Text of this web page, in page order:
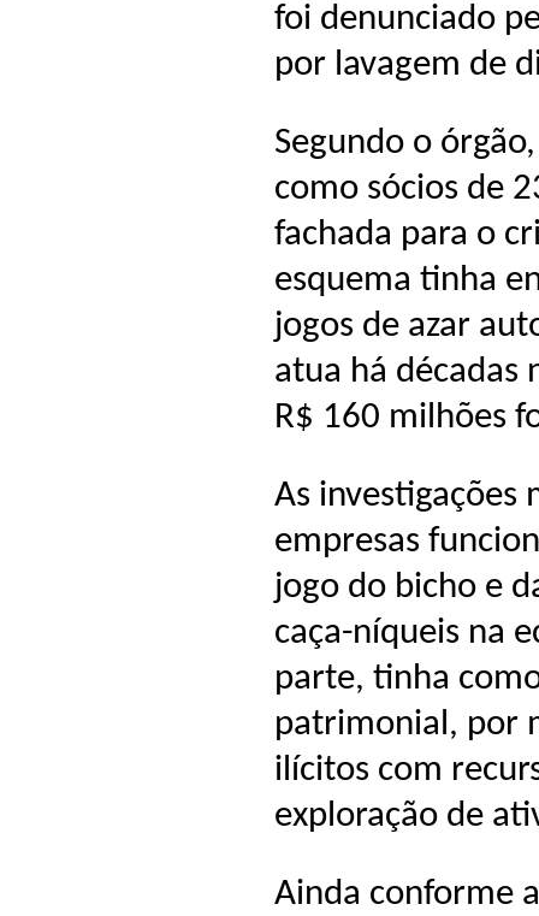
foi denunciado
por lavagem de
Segundo o
como sócios de
fachada para o
esquema tinha
jogos de azar
atua há décadas
R$ 160 milhões
As investigações
empresas
jogo do bicho e
caça-níqueis na
parte, tinha
patrimonial, por
ilícitos com
exploração de
Ainda conforme